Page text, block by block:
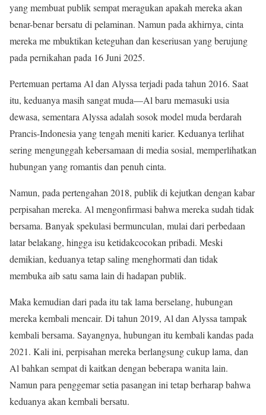
yang membuat publik sempat meragukan apakah mereka akan
benar-benar bersatu di pelaminan. Namun pada akhirnya, cinta
mereka me mbuktikan keteguhan dan keseriusan yang berujung
pada pernikahan pada 16 Juni 2025.
Pertemuan pertama Al dan Alyssa terjadi pada tahun 2016. Saat
itu, keduanya masih sangat muda—Al baru memasuki usia
dewasa, sementara Alyssa adalah sosok model muda berdarah
Prancis-Indonesia yang tengah meniti karier. Keduanya terlihat
sering mengunggah kebersamaan di media sosial, memperlihatkan
hubungan yang romantis dan penuh cinta.
Namun, pada pertengahan 2018, publik di kejutkan dengan kabar
perpisahan mereka. Al mengonfirmasi bahwa mereka sudah tidak
bersama. Banyak spekulasi bermunculan, mulai dari perbedaan
latar belakang, hingga isu ketidakcocokan pribadi. Meski
demikian, keduanya tetap saling menghormati dan tidak
membuka aib satu sama lain di hadapan publik.
Maka kemudian dari pada itu tak lama berselang, hubungan
mereka kembali mencair. Di tahun 2019, Al dan Alyssa tampak
kembali bersama. Sayangnya, hubungan itu kembali kandas pada
2021. Kali ini, perpisahan mereka berlangsung cukup lama, dan
Al bahkan sempat di kaitkan dengan beberapa wanita lain.
Namun para penggemar setia pasangan ini tetap berharap bahwa
keduanya akan kembali bersatu.